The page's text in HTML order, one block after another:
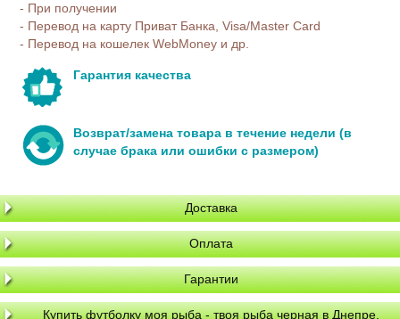
- При получении
- Перевод на карту Приват Банка, Visa/Master Card
- Перевод на кошелек WebMoney и др.
Гарантия качества
Возврат/замена товара в течение недели (в
случае брака или ошибки с размером)
Доставка
Оплата
Гарантии
Купить футболку моя рыба - твоя рыба черная в Днепре,